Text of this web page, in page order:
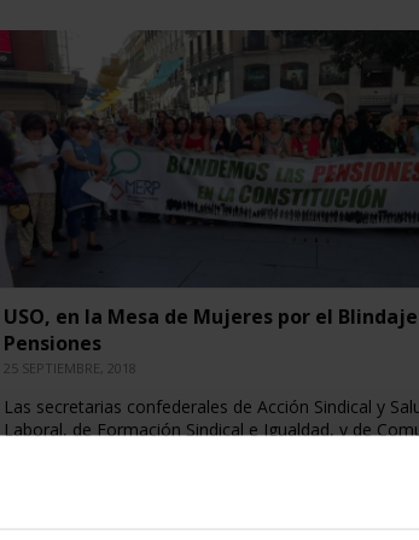
USO, en la Mesa de Mujeres por el
Pensiones
25 SEPTIEMBRE, 2018
Las secretarias confederales de Acción Sindical y
Laboral, de Formación Sindical e Igualdad, y de